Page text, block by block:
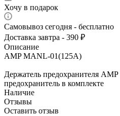
Хочу в подарок
Самовывоз сегодня - бесплатно
Доставка завтра - 390 ₽
Описание
AMP MANL-01(125A)
Держатель предохранителя
предохранитель в комплекте
Наличие
Отзывы
Оставить отзыв